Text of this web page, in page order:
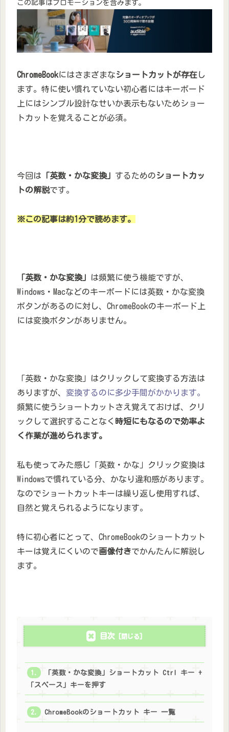
この記事はプロモーションを含みます。
ChromeBookにはさまざまなショートカットが存在し
ます。特に使い慣れていない初心者にはキーボード
上にはシンプル設計なせいか表示もないためショー
トカットを覚えることが必須。
今回は 「英数・かな変換」 するためのショートカッ
トの解説です。
※この記事は約1分で読めます。
「英数・かな変換」
は頻繁に使う機能ですが、
Windows・Macなどのキーボードには英数・かな変換
ボタンがあるのに対し、ChromeBookのキーボード上
には変換ボタンがありません。
「英数・かな変換」はクリックして変換する方法は
ありますが、 変換するのに多少手間がかかります。
頻繁に使うショートカットさえ覚えておけば、クリ
ックして選択することなく 時短にもなるので効率よ
く作業が進められます。
私も使ってみた感じ「英数・かな」クリック変換は
Windowsで慣れている分、かなり違和感があります。
なのでショートカットキーは繰り返し使用すれば、
自然と覚えられるようになります。
特に初心者にとって、ChromeBookのショートカット
キーは覚えにくいので画像付きでかんたんに解説し
ます。
目次
「英数・かな変換」ショートカット Ctrl キー +
「スペース」キーを押す
ChromeBookのショートカット キー 一覧